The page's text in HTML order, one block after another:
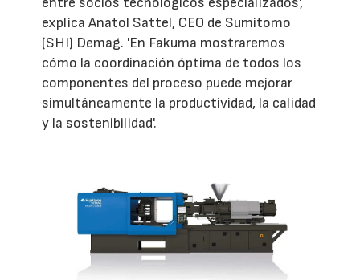
explica Anatol Sattel, CEO de Sumitomo
(SHI) Demag. 'En Fakuma mostraremos
cómo la coordinación óptima de todos los
componentes del proceso puede mejorar
simultáneamente la productividad, la calidad
y la sostenibilidad'.